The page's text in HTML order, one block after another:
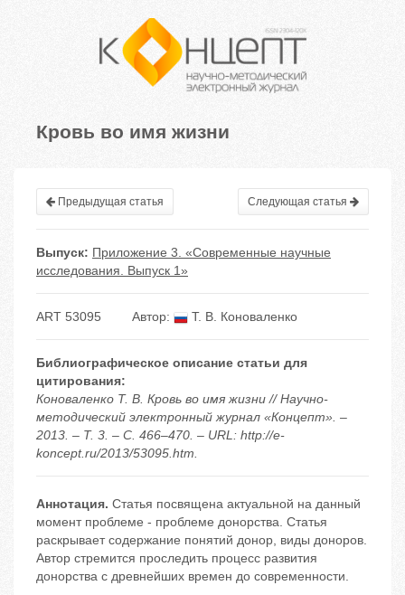
Кровь во имя жизни
Предыдущая статья Следующая статья
Выпуск: Приложение 3. «Современные научные
исследования. Выпуск 1»
ART 53095 Автор: Т. В. Коноваленко
Библиографическое описание статьи для
цитирования:
Коноваленко Т. В. Кровь во имя жизни // Научно-
методический электронный журнал «Концепт». –
2013. – Т. 3. – С. 466–470. – URL: http://e-
koncept.ru/2013/53095.htm.
Аннотация. Статья посвящена актуальной на данный
момент проблеме - проблеме донорства. Статья
раскрывает содержание понятий донор, виды доноров.
Автор стремится проследить процесс развития
донорства с древнейших времен до современности.